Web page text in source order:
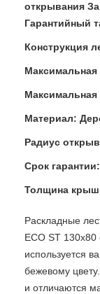
открывания
Гарантийный
Конструкция
Максимальная
Материал:
Радиус
Срок
Толщина
Раскладные
ECO ST 130x80
используется
бежевому
и отличаются